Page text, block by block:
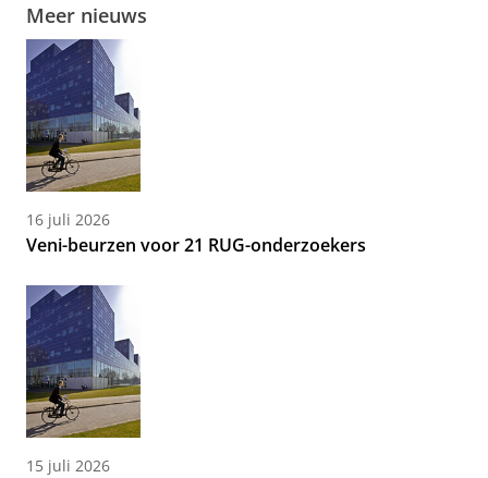
Meer nieuws
16 juli 2026
Veni-beurzen voor 21 RUG-onderzoekers
15 juli 2026